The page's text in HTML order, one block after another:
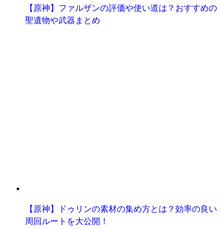
【原神】ファルザンの評価や使い道は？おすすめの
聖遺物や武器まとめ
【原神】ドゥリンの素材の集め方とは？効率の良い
周回ルートを大公開！